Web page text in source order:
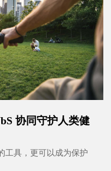
协同守护人类健
工具，更可以成为保护